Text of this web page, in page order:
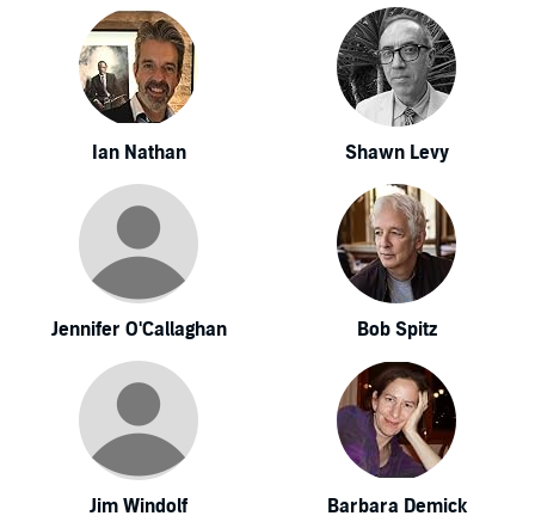
Ian Nathan Shawn Levy
Jennifer O'Callaghan Bob Spitz
Jim Windolf Barbara Demick